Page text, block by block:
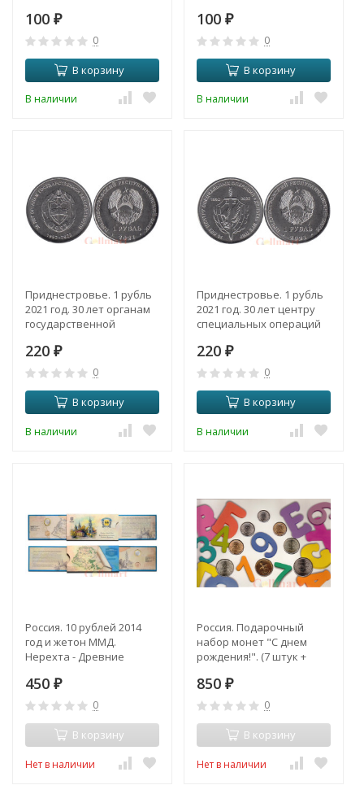
100 ₽
0
В корзину
В наличии
100 ₽
0
В корзину
В наличии
Приднестровье. 1 рубль
2021 год. 30 лет органам
государственной
220 ₽
0
В корзину
В наличии
Приднестровье. 1 рубль
2021 год. 30 лет центру
специальных операций
220 ₽
0
В корзину
В наличии
Россия. 10 рублей 2014
год и жетон ММД.
Нерехта - Древние
официальном буклете
ММД)
450 ₽
0
В корзину
Нет в наличии
Россия. Подарочный
набор монет "С днем
рождения!". (7 штук +
850 ₽
0
В корзину
Нет в наличии